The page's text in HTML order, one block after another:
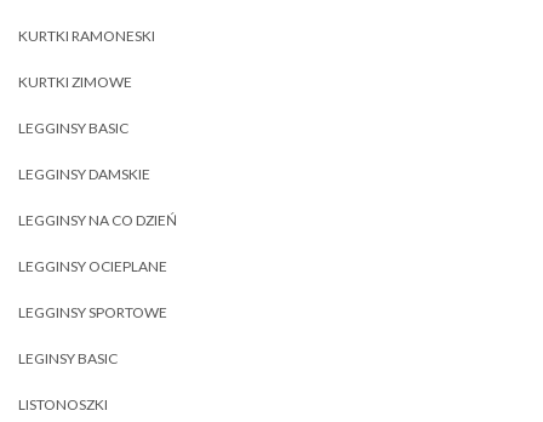
KURTKI RAMONESKI
KURTKI ZIMOWE
LEGGINSY BASIC
LEGGINSY DAMSKIE
LEGGINSY NA CO DZIEŃ
LEGGINSY OCIEPLANE
LEGGINSY SPORTOWE
LEGINSY BASIC
LISTONOSZKI